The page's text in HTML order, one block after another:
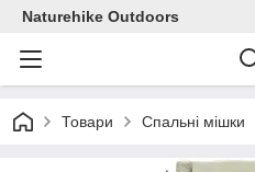
Naturehike Outdoors
Товари Спальні мішки